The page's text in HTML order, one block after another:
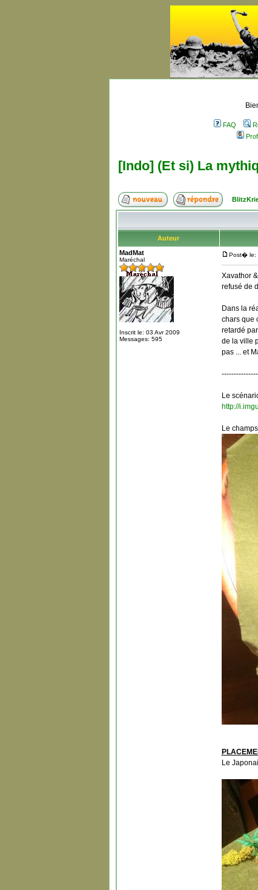
FAQ
[Indo] (Et si) La
Auteur
MadMat
Maréchal
Inscrit le: 03 Avr 2009
Messages: 595
Post� le:
Xavathor
refusé de
Dans la
chars que
retardé
de la ville
pas ... et
Le
http://
Le
Le